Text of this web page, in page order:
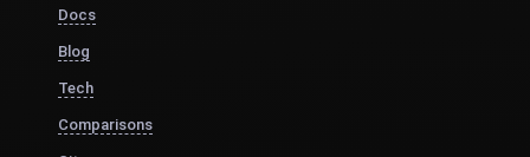
Docs
Blog
Tech
Comparisons